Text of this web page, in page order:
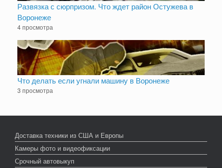
Развязка с сюрпризом. Что ждет район Остужева в
Воронеже
4 просмотра
Что делать если угнали машину в Воронеже
3 просмотра
Доставка техники из США и Европы
Камеры фото и видеофиксации
Срочный автовыкуп